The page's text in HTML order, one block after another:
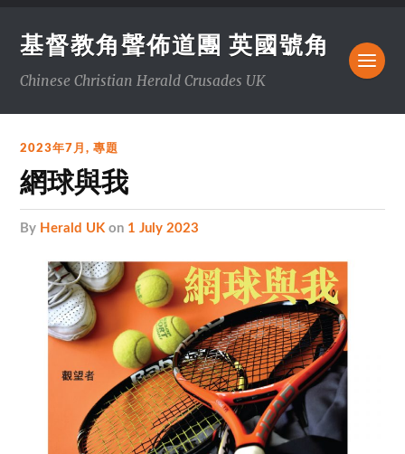
基督教角聲佈道團 英國號角
Chinese Christian Herald Crusades UK
2023年7月,專題
網球與我
by Herald UK on 1 July 2023